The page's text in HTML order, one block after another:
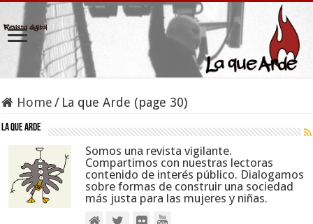
Home / La que Arde (page 30)
La que Arde
Somos una revista vigilante.
Compartimos con nuestras lectoras
contenido de interés público. Dialogamos
sobre formas de construir una sociedad
más justa para las mujeres y niñas.